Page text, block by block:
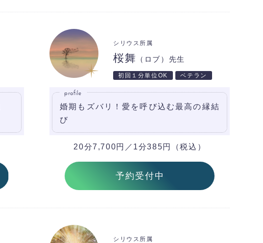
桜舞 （ロブ）先生
シリウス所属
初回１分単位OK ベテラン
profile
婚期もズバリ！愛を呼び込む最高の縁結
び
20分7,700円／1分385円（税込）
予約受付中
シリウス所属